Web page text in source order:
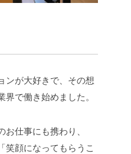
ンが大好きで、その想
で働き始めました。
仕事にも携わり、
笑顔になってもらうこ